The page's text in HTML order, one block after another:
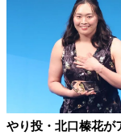
やり投・北口榛花が